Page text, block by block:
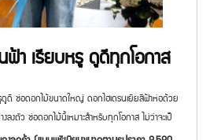
ฟ้า เรียบหรู ดูดีทุกโอกาส
ดูดี ช่อดอกไม้ขนาดใหญ่ ดอกไฮเดรนเยียสีฟ้าห่อด้วย
ลงตัว ช่อดอกไม้นี้เหมาะสำหรับทุกโอกาส ไม่ว่าจะเป็